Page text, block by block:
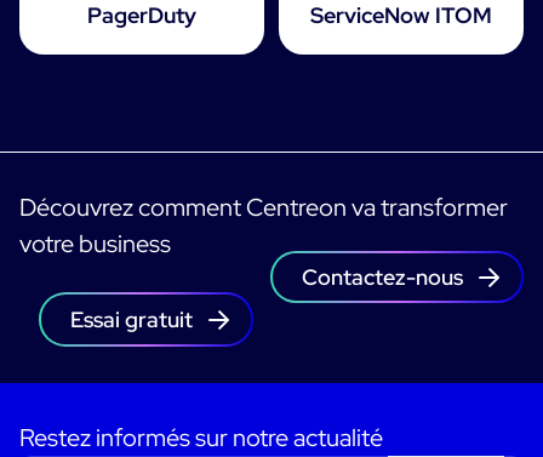
PagerDuty ServiceNow ITOM
Découvrez comment Centreon va transformer
votre business
Contactez-nous
Essai gratuit
Restez informés sur notre actualité